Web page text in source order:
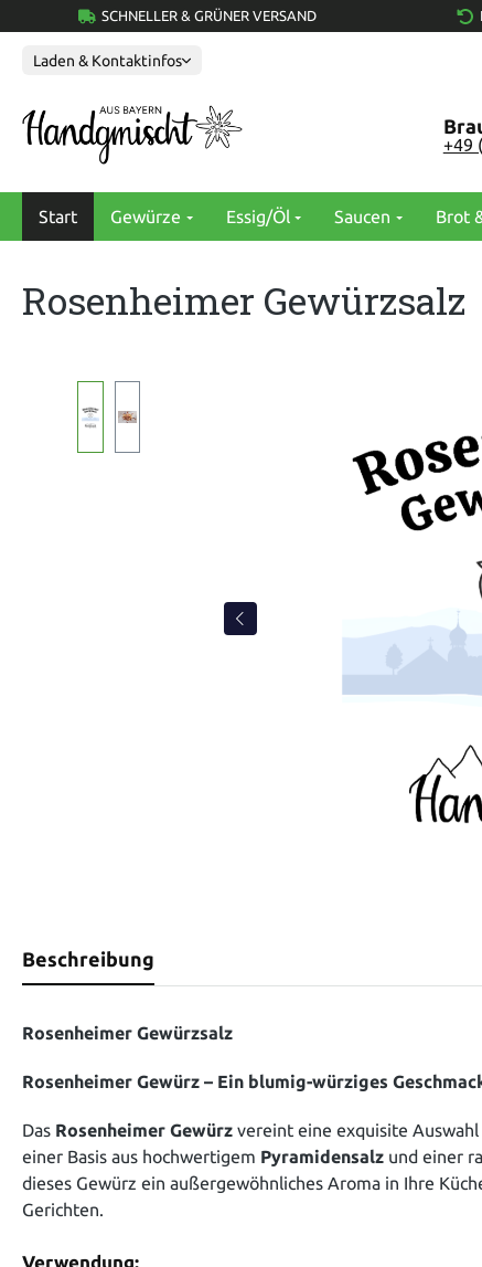
Zur Hauptnavigation springen
SCHNELLER & GRÜNER VERSAND
Laden & Kontaktinfos
+49
Start Gewürze Essig/Öl Saucen Brot
Rosenheimer Gewürzsalz
Beschreibung
Rosenheimer Gewürzsalz
Rosenheimer Gewürz – Ein blumig-würziges
Das Rosenheimer Gewürz vereint eine exquisite
einer Basis aus hochwertigem Pyramidensalz und einer
dieses Gewürz ein außergewöhnliches Aroma in Ihre
Gerichten.
Verwendung: